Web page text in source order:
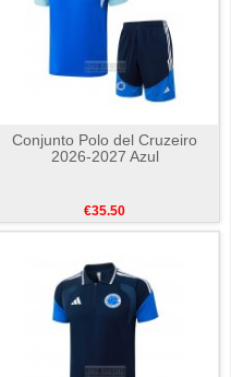
Conjunto Polo del Cruzeiro
2026-2027 Azul
€35.50